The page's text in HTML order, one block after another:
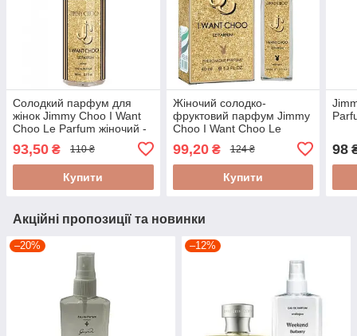
Солодкий парфум для
жінок Jimmy Choo I Want
Choo Le Parfum жіночий -
93,50 ₴ 110 ₴
Купити
Жіночий солодко-
фруктовий парфум Jimmy
Choo I Want Choo Le
Parfum 40ml
99,20₴ 124 ₴
Купити
98
Акційні пропозиції та новинки
–20% –12%